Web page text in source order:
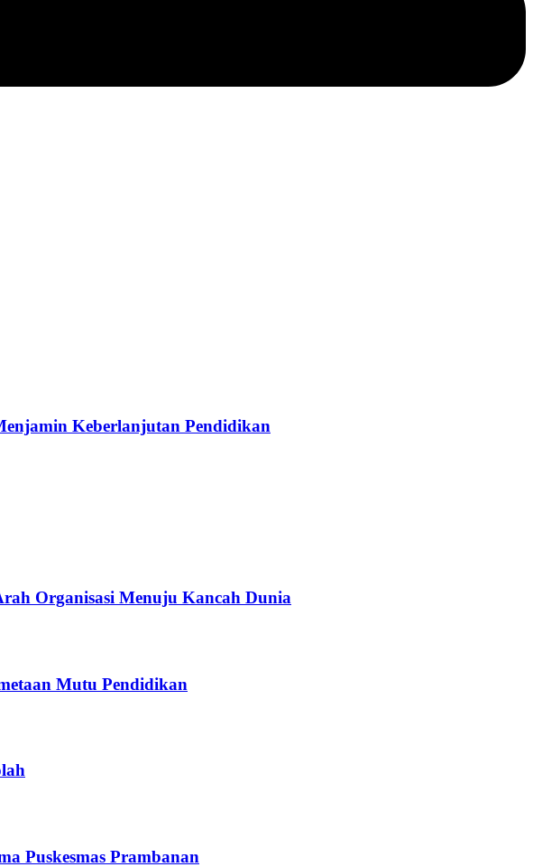
Keberlanjutan Pendidikan
Organisasi Menuju Kancah Dunia
Mutu Pendidikan
Puskesmas Prambanan